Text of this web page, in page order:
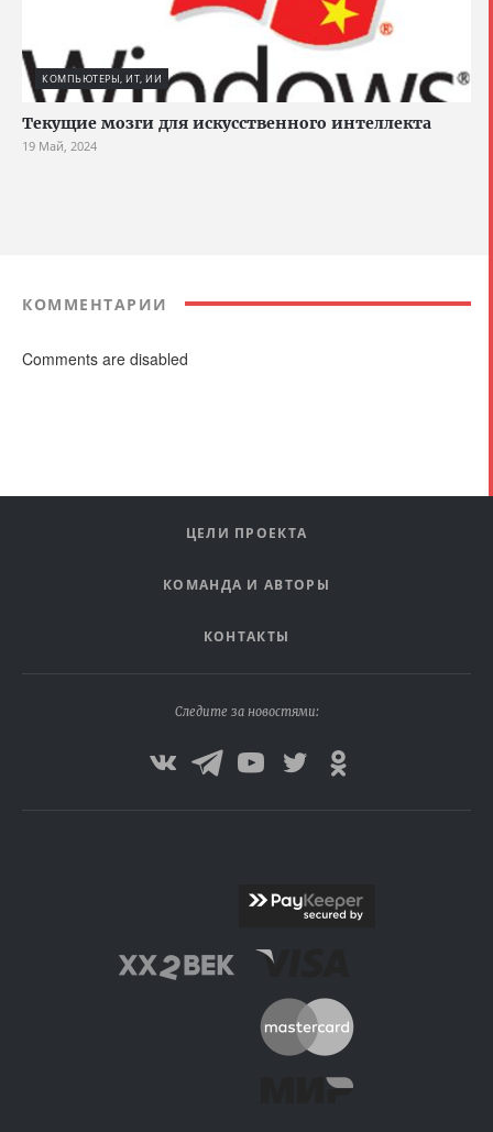
КОМПЬЮТЕРЫ, ИТ, ИИ
Текущие мозги для искусственного интеллекта
19 Май, 2024
КОММЕНТАРИИ
Comments are disabled
ЦЕЛИ ПРОЕКТА
КОМАНДА И АВТОРЫ
КОНТАКТЫ
Следите за новостями: